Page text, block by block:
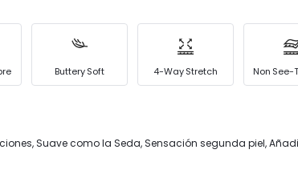
Buttery Soft 4-Way Stretch Non See-
Suave como la Seda, Sensación segunda piel,